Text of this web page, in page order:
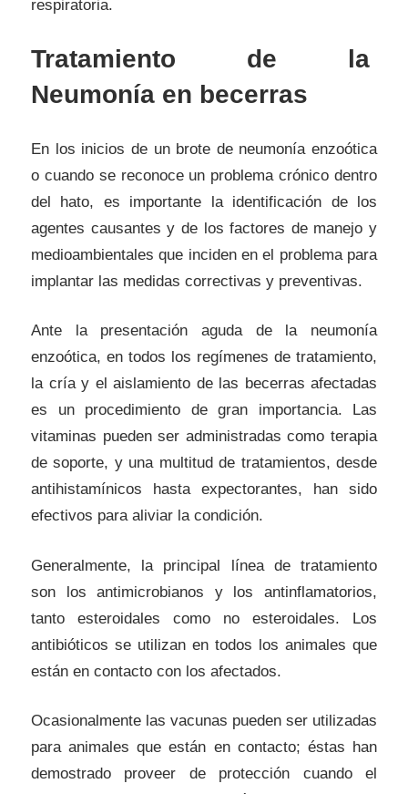
respiratoria.
Tratamiento de la
Neumonía en becerras
En los inicios de un brote de neumonía enzoótica
o cuando se reconoce un problema crónico dentro
del hato, es importante la identificación de los
agentes causantes y de los factores de manejo y
medioambientales que inciden en el problema para
implantar las medidas correctivas y preventivas.
Ante la presentación aguda de la neumonía
enzoótica, en todos los regímenes de tratamiento,
la cría y el aislamiento de las becerras afectadas
es un procedimiento de gran importancia. Las
vitaminas pueden ser administradas como terapia
de soporte, y una multitud de tratamientos, desde
antihistamínicos hasta expectorantes, han sido
efectivos para aliviar la condición.
Generalmente, la principal línea de tratamiento
son los antimicrobianos y los antinflamatorios,
tanto esteroidales como no esteroidales. Los
antibióticos se utilizan en todos los animales que
están en contacto con los afectados.
Ocasionalmente las vacunas pueden ser utilizadas
para animales que están en contacto; éstas han
demostrado proveer de protección cuando el